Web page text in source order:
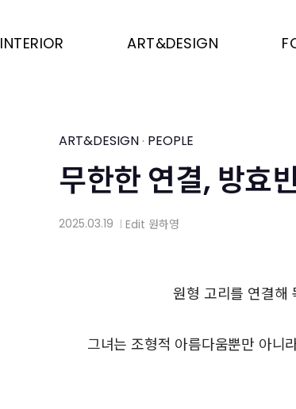
INTERIOR ART&DESIGN
ART&DESIGN · PEOPLE
무한한 연결, 방효
2025.03.19 Edit 원하영
원형 고리를 연결해
그녀는 조형적 아름다움뿐만 아니